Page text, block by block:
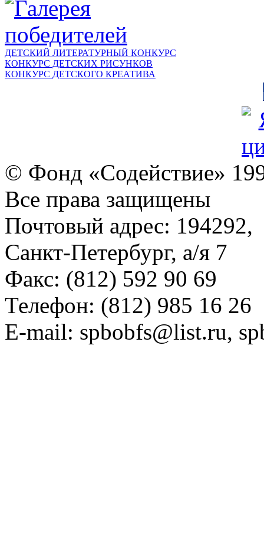
ДЕТСКИЙ ЛИТЕРАТУРНЫЙ КОНКУРС
КОНКУРС ДЕТСКИХ РИСУНКОВ
КОНКУРС ДЕТСКОГО КРЕАТИВА
© Фонд «Содействие»
Все права защищены
Почтовый адрес: 194292,
Санкт-Петербург, а/я 7
Факс: (812) 592 90 69
Телефон: (812) 985 16 26
E-mail: spbobfs@list.ru,